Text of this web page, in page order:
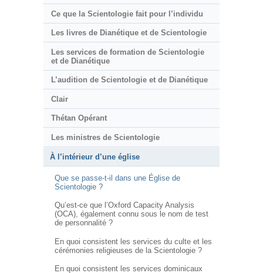
Ce que la Scientologie fait pour l’individu
Les livres de Dianétique et de Scientologie
Les services de formation de Scientologie
et de Dianétique
L’audition de Scientologie et de Dianétique
Clair
Thétan Opérant
Les ministres de Scientologie
À l’intérieur d’une église
Que se passe-t-il dans une Église de
Scientologie ?
Qu’est-ce que l’Oxford Capacity Analysis
(OCA), également connu sous le nom de test
de personnalité ?
En quoi consistent les services du culte et les
cérémonies religieuses de la Scientologie ?
En quoi consistent les services dominicaux